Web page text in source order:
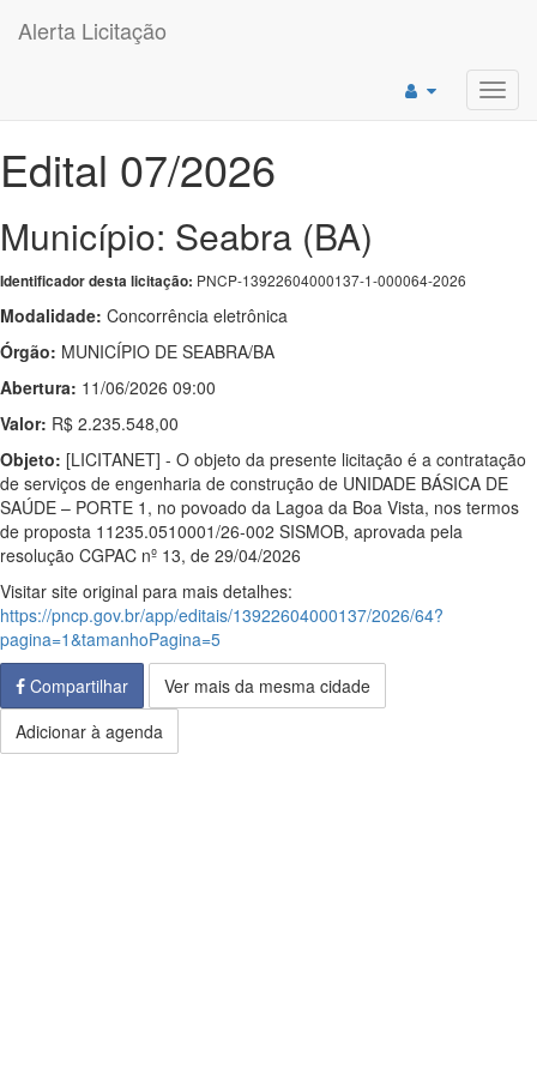
Alerta Licitação
Edital 07/2026
Município: Seabra (BA)
Identificador desta licitação: PNCP-13922604000137-1-000064-2026
Modalidade: Concorrência eletrônica
Órgão: MUNICÍPIO DE SEABRA/BA
Abertura: 11/06/2026 09:00
Valor: R$ 2.235.548,00
Objeto: [LICITANET] - O objeto da presente licitação é a contratação
de serviços de engenharia de construção de UNIDADE BÁSICA DE
SAÚDE – PORTE 1, no povoado da Lagoa da Boa Vista, nos termos
de proposta 11235.0510001/26-002 SISMOB, aprovada pela
resolução CGPAC nº 13, de 29/04/2026
Visitar site original para mais detalhes:
https://pncp.gov.br/app/editais/13922604000137/2026/64?
pagina=1&tamanhoPagina=5
Compartilhar
Ver mais da mesma cidade
Adicionar à agenda